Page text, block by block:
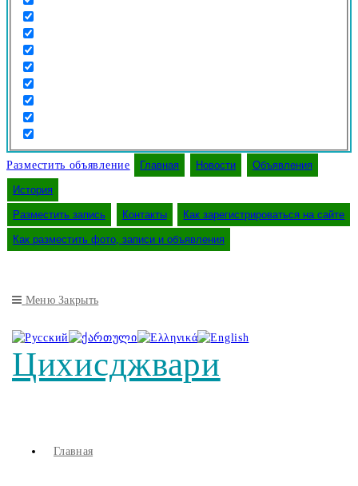
Разместить объявление Главная Новости Объявления
История
Разместить запись Контакты Как зарегистрироваться на сайте
Как разместить фото, записи и объявления
Меню Закрыть
Цихисджвари
Главная